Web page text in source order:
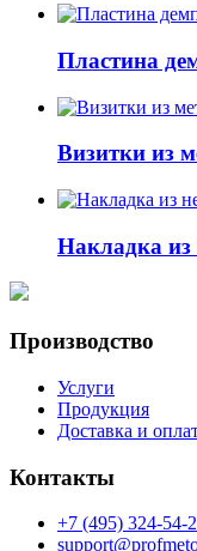
Пластина
Визитки из
Накладка
Производство
Услуги
Продукция
Доставка и
Контакты
+7 (495) 324-54-